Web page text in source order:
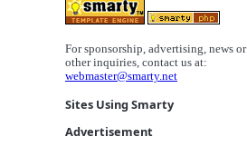
For sponsorship, advertising, news or
other inquiries, contact us at:
webmaster@smarty.net
Sites Using Smarty
Advertisement